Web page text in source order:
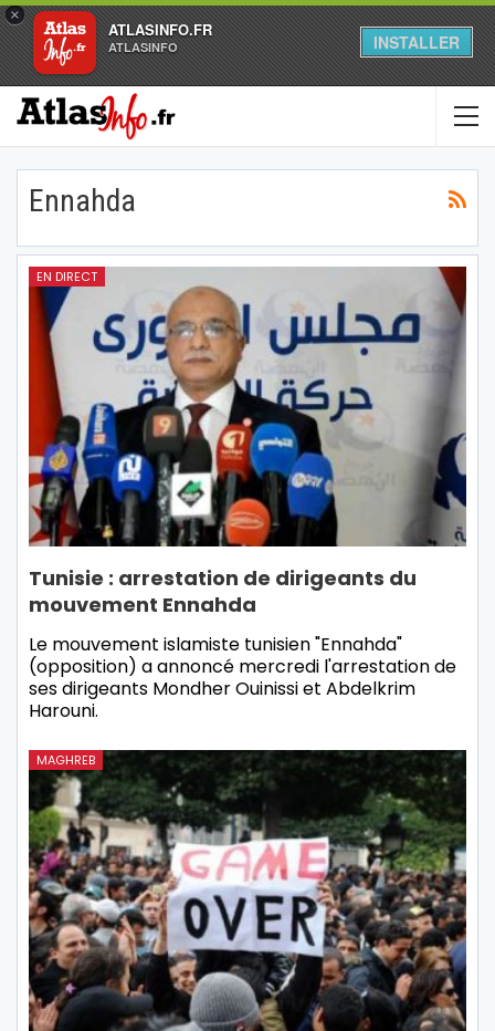
×
ATLASINFO.FR
ATLASINFO INSTALLER
Ennahda
EN DIRECT
Tunisie : arrestation de dirigeants du
mouvement Ennahda
Le mouvement islamiste tunisien "Ennahda"
(opposition) a annoncé mercredi l'arrestation de
ses dirigeants Mondher Ouinissi et Abdelkrim
Harouni.
MAGHREB